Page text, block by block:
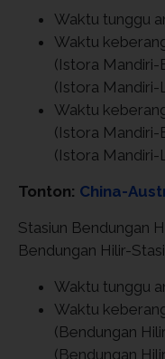
Waktu tunggu
Waktu
(Istora Mandiri-
(Istora Mandiri-
Waktu
(Istora Mandiri-
(Istora Mandiri-
Tonton: China-
Stasiun Bendungan
Bendungan Hilir-
Waktu tunggu
Waktu
(Bendungan
(Bendungan